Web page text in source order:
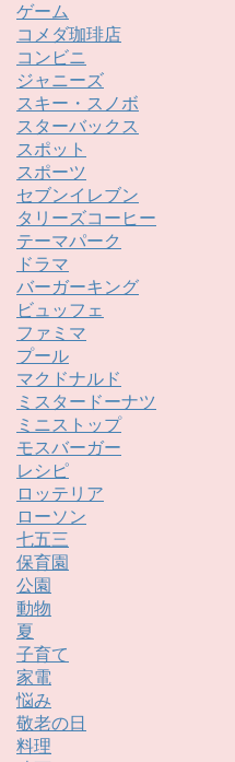
ゲーム
コメダ珈琲店
コンビニ
ジャニーズ
スキー・スノボ
スターバックス
スポット
スポーツ
セブンイレブン
タリーズコーヒー
テーマパーク
ドラマ
バーガーキング
ビュッフェ
ファミマ
プール
マクドナルド
ミスタードーナツ
ミニストップ
モスバーガー
レシピ
ロッテリア
ローソン
七五三
保育園
公園
動物
夏
子育て
家電
悩み
敬老の日
料理